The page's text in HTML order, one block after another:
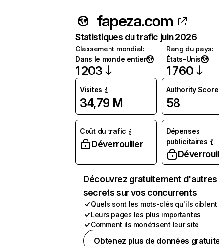
fapeza.com
Statistiques du trafic juin 2026
Classement mondial:
Dans le monde entier
1 203
Rang du pays:
États-Unis
1 760
Visites
34,79 M
Authority Score
58
Coût du trafic
Déverrouiller
Dépenses
publicitaires
Découvrez gratuitement d'autres
secrets sur vos concurrents
Quels sont les mots-clés qu'ils ciblent
Leurs pages les plus importantes
Comment ils monétisent leur site
Obtenez plus de données